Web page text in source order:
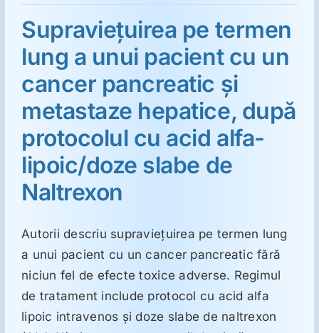
Supravieţuirea pe termen
lung a unui pacient cu un
cancer pancreatic şi
metastaze hepatice, după
protocolul cu acid alfa-
lipoic/doze slabe de
Naltrexon
Autorii descriu supravieţuirea pe termen lung
a unui pacient cu un cancer pancreatic fără
niciun fel de efecte toxice adverse. Regimul
de tratament include protocol cu acid alfa
lipoic intravenos şi doze slabe de naltrexon